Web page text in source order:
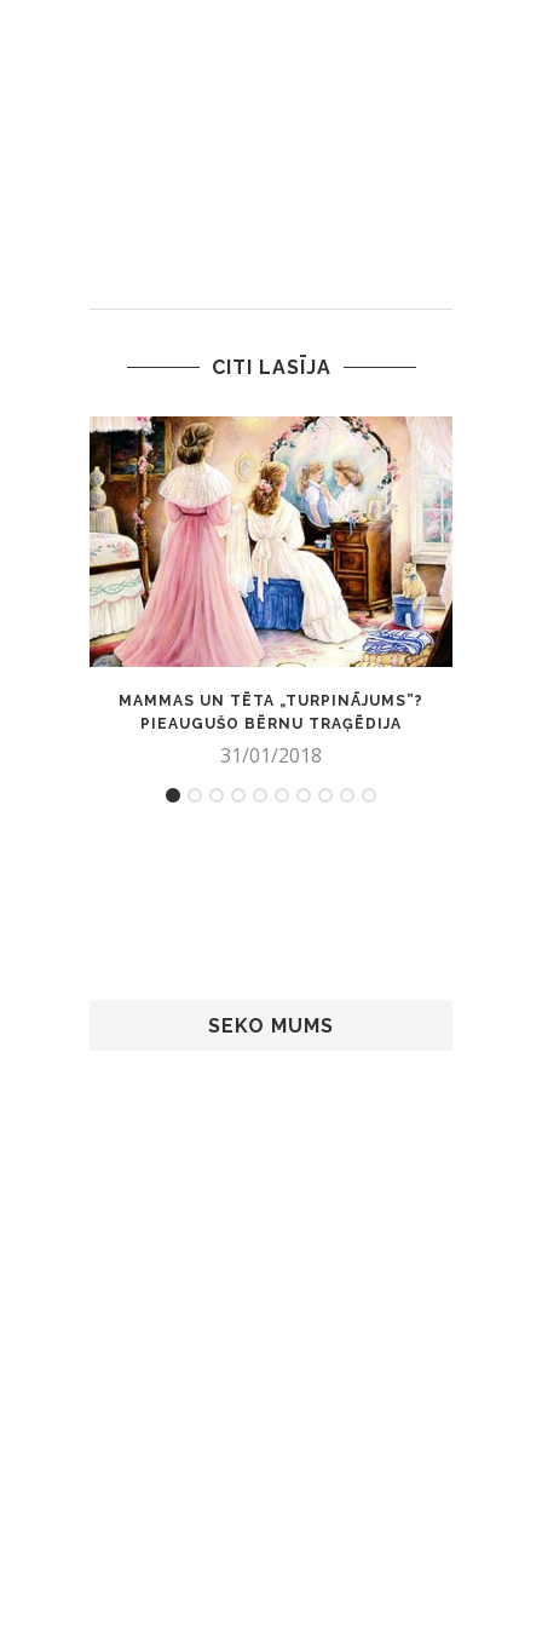
CITI LASĪJA
MAMMAS UN TĒTA „TURPINĀJUMS”?
PIEAUGUŠO BĒRNU TRAĢĒDIJA
31/01/2018
SEKO MUMS